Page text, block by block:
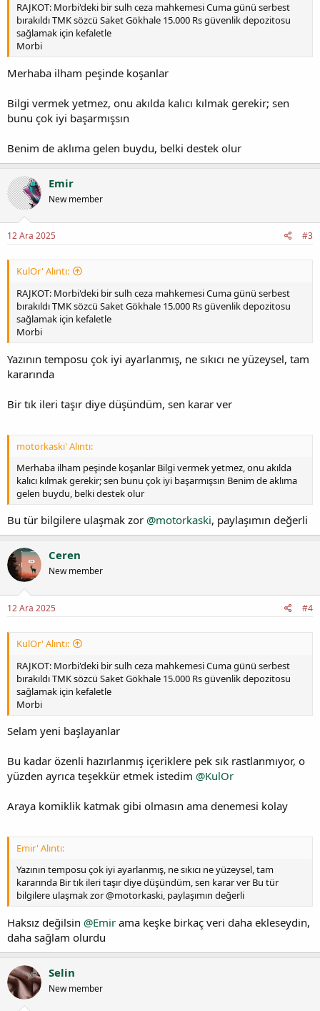
RAJKOT: Morbi'deki bir sulh ceza mahkemesi Cuma günü serbest
bırakıldı TMK sözcü Saket Gökhale 15.000 Rs güvenlik depozitosu
sağlamak için kefaletle
Morbi
Merhaba ilham peşinde koşanlar
Bilgi vermek yetmez, onu akılda kalıcı kılmak gerekir; sen
bunu çok iyi başarmışsın
Benim de aklıma gelen buydu, belki destek olur
Emir
New member
12 Ara 2025 #3
KulOr' Alıntı:
RAJKOT: Morbi'deki bir sulh ceza mahkemesi Cuma günü serbest
bırakıldı TMK sözcü Saket Gökhale 15.000 Rs güvenlik depozitosu
sağlamak için kefaletle
Morbi
Yazının temposu çok iyi ayarlanmış, ne sıkıcı ne yüzeysel, tam
kararında
Bir tık ileri taşır diye düşündüm, sen karar ver
motorkaski' Alıntı:
Merhaba ilham peşinde koşanlar Bilgi vermek yetmez, onu akılda
kalıcı kılmak gerekir; sen bunu çok iyi başarmışsın Benim de aklıma
gelen buydu, belki destek olur
Bu tür bilgilere ulaşmak zor @motorkaski, paylaşımın değerli
Ceren
New member
12 Ara 2025 #4
KulOr' Alıntı:
RAJKOT: Morbi'deki bir sulh ceza mahkemesi Cuma günü serbest
bırakıldı TMK sözcü Saket Gökhale 15.000 Rs güvenlik depozitosu
sağlamak için kefaletle
Morbi
Selam yeni başlayanlar
Bu kadar özenli hazırlanmış içeriklere pek sık rastlanmıyor, o
yüzden ayrıca teşekkür etmek istedim @KulOr
Araya komiklik katmak gibi olmasın ama denemesi kolay
Emir' Alıntı:
Yazının temposu çok iyi ayarlanmış, ne sıkıcı ne yüzeysel, tam
kararında Bir tık ileri taşır diye düşündüm, sen karar ver Bu tür
bilgilere ulaşmak zor @motorkaski, paylaşımın değerli
Haksız değilsin @Emir ama keşke birkaç veri daha ekleseydin,
daha sağlam olurdu
Selin
New member